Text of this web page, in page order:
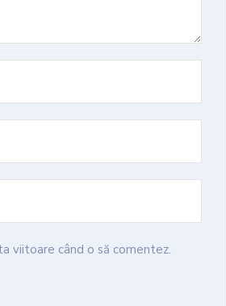
viitoare când o să comentez.